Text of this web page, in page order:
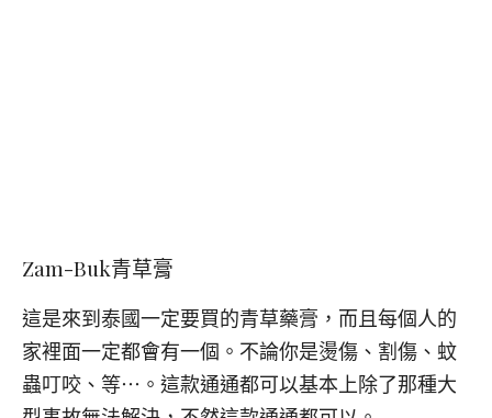
Zam-Buk青草膏
這是來到泰國一定要買的青草藥膏，而且每個人的
家裡面一定都會有一個。不論你是燙傷、割傷、蚊
蟲叮咬、等⋯。這款通通都可以基本上除了那種大